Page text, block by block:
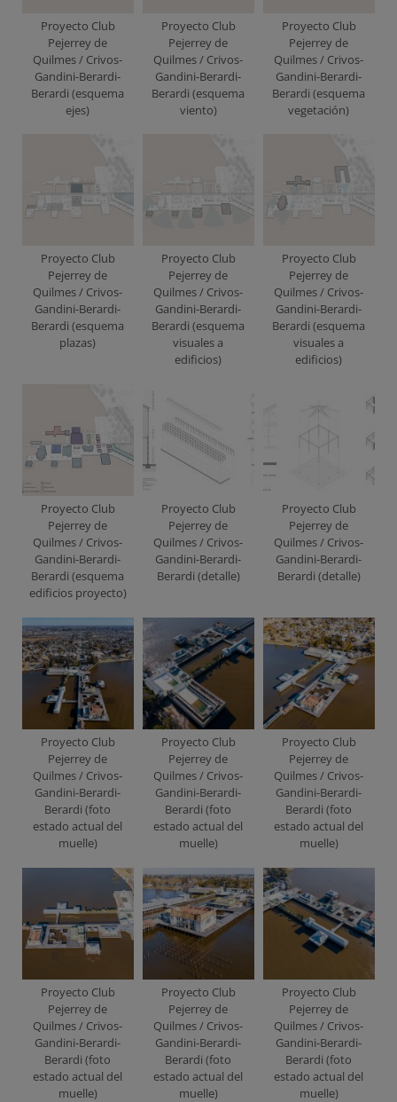
Proyecto Club
Pejerrey de
Quilmes / Crivos-
Gandini-Berardi-
Berardi (esquema
ejes)
Proyecto Club
Pejerrey de
Quilmes / Crivos-
Gandini-Berardi-
Berardi (esquema
viento)
Proyecto Club
Pejerrey de
Quilmes / Crivos-
Gandini-Berardi-
Berardi (esquema
vegetación)
Proyecto Club
Pejerrey de
Quilmes / Crivos-
Gandini-Berardi-
Berardi (esquema
plazas)
Proyecto Club
Pejerrey de
Quilmes / Crivos-
Gandini-Berardi-
Berardi (esquema
visuales a
edificios)
Proyecto Club
Pejerrey de
Quilmes / Crivos-
Gandini-Berardi-
Berardi (esquema
visuales a
edificios)
Proyecto Club
Pejerrey de
Quilmes / Crivos-
Gandini-Berardi-
Berardi (esquema
edificios proyecto)
Proyecto Club
Pejerrey de
Quilmes / Crivos-
Gandini-Berardi-
Berardi (detalle)
Proyecto Club
Pejerrey de
Quilmes / Crivos-
Gandini-Berardi-
Berardi (detalle)
Proyecto Club
Pejerrey de
Quilmes / Crivos-
Gandini-Berardi-
Berardi (foto
estado actual del
muelle)
Proyecto Club
Pejerrey de
Quilmes / Crivos-
Gandini-Berardi-
Berardi (foto
estado actual del
muelle)
Proyecto Club
Pejerrey de
Quilmes / Crivos-
Gandini-Berardi-
Berardi (foto
estado actual del
muelle)
Proyecto Club
Pejerrey de
Quilmes / Crivos-
Gandini-Berardi-
Berardi (foto
estado actual del
muelle)
Proyecto Club
Pejerrey de
Quilmes / Crivos-
Gandini-Berardi-
Berardi (foto
estado actual del
muelle)
Proyecto Club
Pejerrey de
Quilmes / Crivos-
Gandini-Berardi-
Berardi (foto
estado actual del
muelle)